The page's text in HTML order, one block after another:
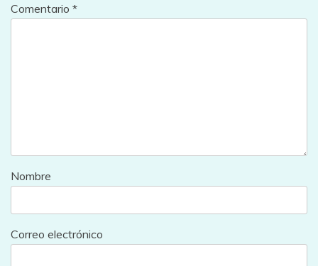
Comentario *
Nombre
Correo electrónico